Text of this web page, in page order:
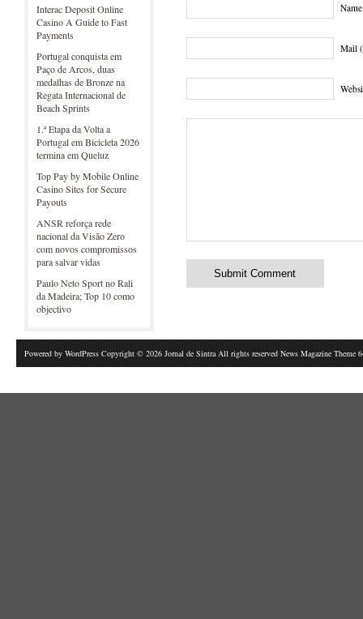
Interac Deposit Online
Casino A Guide to Fast
Payments
Portugal conquista em
Paço de Arcos, duas
medalhas de Bronze na
Regata Internacional de
Beach Sprints
1.ª Etapa da Volta a
Portugal em Bicicleta 2026
termina em Queluz
Top Pay by Mobile Online
Casino Sites for Secure
Payouts
ANSR reforça rede
nacional da Visão Zero
com novos compromissos
para salvar vidas
Paulo Neto Sport no Rali
da Madeira; Top 10 como
objectivo
Mail
Powered by WordPress Copyright © 2026 Jornal de Sintra All rights reserved News Magazine Theme